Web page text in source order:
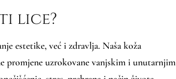
lice?
estetike, već i zdravlja. Naša koža
promjene uzrokovane vanjskim i unutarnjim